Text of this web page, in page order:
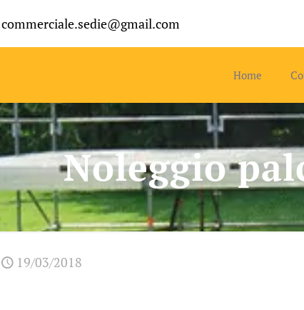
commerciale.sedie@gmail.com
Home
Noleggio
19/03/2018